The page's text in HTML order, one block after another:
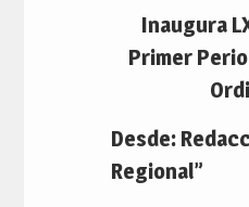
Inaugura
Primer
Desde:
Regional”